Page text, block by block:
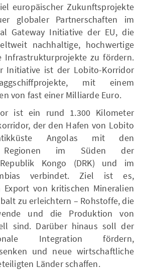
europäischer Zukunftsprojekte
globaler Partnerschaften im
Gateway Initiative der EU, die
nachhaltige, hochwertige
Infrastrukturprojekte zu fördern.
Initiative ist der Lobito-Korridor
mit einem
von fast einer Milliarde Euro.
ist ein rund 1.300 Kilometer
der den Hafen von Lobito
Angolas mit den
Regionen im Süden der
Kongo (DRK) und im
verbindet. Ziel ist es,
Export von kritischen Mineralien
zu erleichtern – Rohstoffe, die
und die Produktion von
sind. Darüber hinaus soll der
Integration fördern,
und neue wirtschaftliche
Länder schaffen.